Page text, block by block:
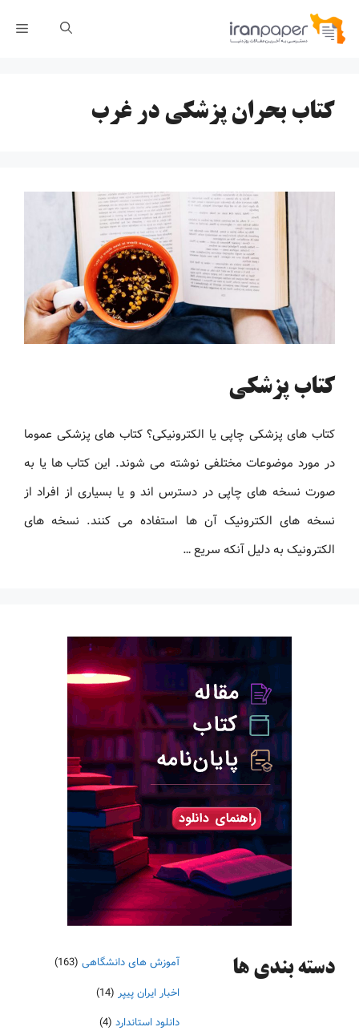
پرش
کتاب بحران پزشکی در غرب
کتاب پزشکی
کتاب های پزشکی چاپی یا الکترونیکی؟ کتاب های پزشکی عموما
در مورد موضوعات مختلفی نوشته می شوند. این کتاب ها یا به
صورت نسخه های چاپی در دسترس اند و یا بسیاری از افراد از
نسخه های الکترونیک آن ها استفاده می کنند. نسخه های
الکترونیک به دلیل آنکه سریع …
دسته‌ بندی ها آموزش های دانشگاهی (163)
اخبار ایران پیپر (14)
دانلود استاندارد (4)